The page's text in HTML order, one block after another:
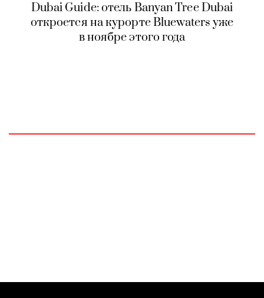
Dubai Guide: отель Banyan Tree Dubai
откроется на курорте Bluewaters уже
в ноябре этого года